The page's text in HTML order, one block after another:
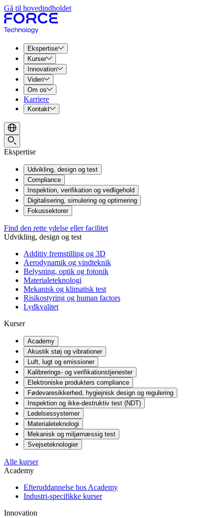
Gå til hovedindholdet
Ekspertise
Kurser
Innovation
Viden
Om os
Karriere
Kontakt
Ekspertise
Udvikling, design og test
Compliance
Inspektion, verifikation og vedligehold
Digitalisering, simulering og optimering
Fokussektorer
Find den rette ydelse eller facilitet
Udvikling, design og test
Additiv fremstilling og 3D
Aerodynamik og vindteknik
Belysning, optik og fotonik
Materialeteknologi
Mekanisk og klimatisk test
Risikostyring og human factors
Lydkvalitet
Kurser
Academy
Akustik støj og vibrationer
Luft, lugt og emissioner
Kalibrerings- og verifikationstjenester
Elektroniske produkters compliance
Fødevaresikkerhed, hygiejnisk design og regulering
Inspektion og ikke-destruktiv test (NDT)
Ledelsessystemer
Materialeteknologi
Mekanisk og miljømæssig test
Svejseteknologier
Alle kurser
Academy
Efteruddannelse hos Academy
Industri-specifikke kurser
Innovation